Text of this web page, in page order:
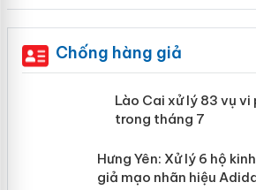
Chống hàng giả
Lào Cai xử lý 83 vụ
mại trong tháng 7